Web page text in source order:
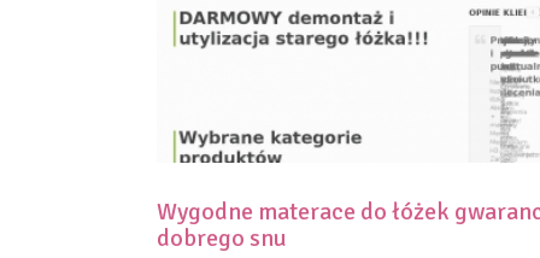
Wygodne materace do łóżek
dobrego snu